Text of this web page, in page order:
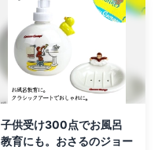
子供受け300点でお風呂
教育にも。おさるのジョー